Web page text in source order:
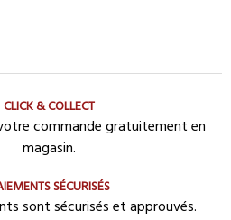
CLICK & COLLECT
commande gratuitement en
magasin.
SÉCURISÉS
sont sécurisés et approuvés.